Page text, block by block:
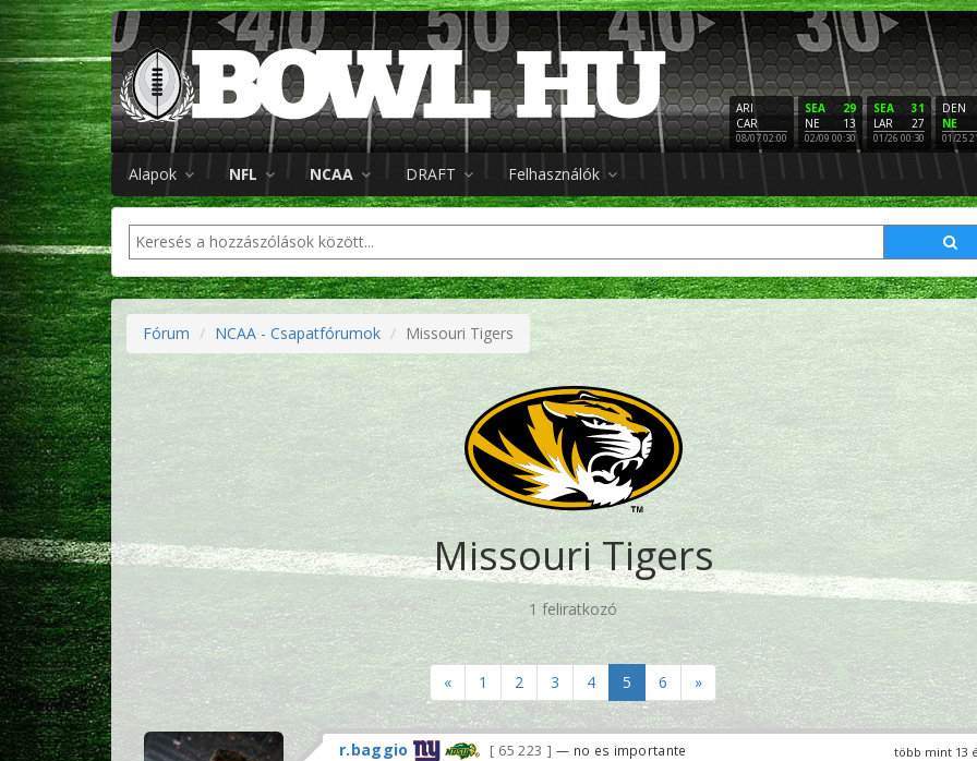
ARI
CAR
08/07 02:00
29
SEA
13
NE
02/09 00:30
31
SEA
27
LAR
01/26 00:30
DEN
NE
01/25
Alapok NFL NCAA DRAFT Felhasználók
Fórum NCAA - Csapatfórumok Missouri Tigers
Missouri Tigers
1 feliratkozó
« 1 2 3 4 5 6 »
több mint 13
r.baggio 65 223 — no es importante